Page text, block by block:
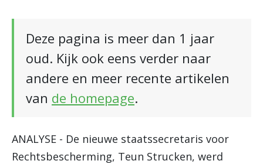
Deze pagina is meer dan 1 jaar
oud. Kijk ook eens verder naar
andere en meer recente artikelen
van de homepage.
ANALYSE - De nieuwe staatssecretaris voor
Rechtsbescherming, Teun Strucken, werd